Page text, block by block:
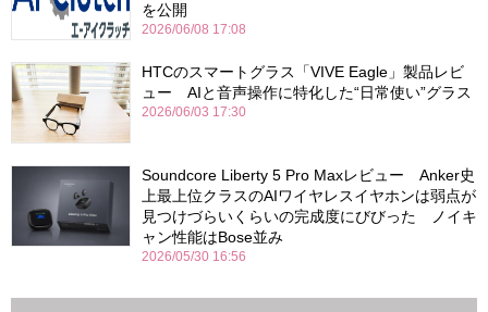
を公開
2026/06/08 17:08
HTCのスマートグラス「VIVE Eagle」製品レビ
ュー AIと音声操作に特化した“日常使い”グラス
2026/06/03 17:30
Soundcore Liberty 5 Pro Maxレビュー Anker史
上最上位クラスのAIワイヤレスイヤホンは弱点が
見つけづらいくらいの完成度にびびった ノイキ
ャン性能はBose並み
2026/05/30 16:56